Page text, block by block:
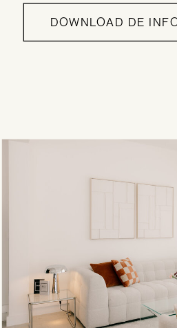
DOWNLOAD DE